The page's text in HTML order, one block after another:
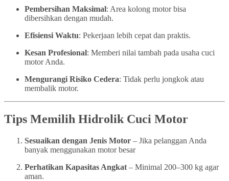
Pembersihan Maksimal: Area kolong motor bisa
dibersihkan dengan mudah.
Efisiensi Waktu: Pekerjaan lebih cepat dan praktis.
Kesan Profesional: Memberi nilai tambah pada usaha cuci
motor Anda.
Mengurangi Risiko Cedera: Tidak perlu jongkok atau
membalik motor.
Tips Memilih Hidrolik Cuci Motor
Sesuaikan dengan Jenis Motor – Jika pelanggan Anda
banyak menggunakan motor besar
Perhatikan Kapasitas Angkat – Minimal 200–300 kg agar
aman.